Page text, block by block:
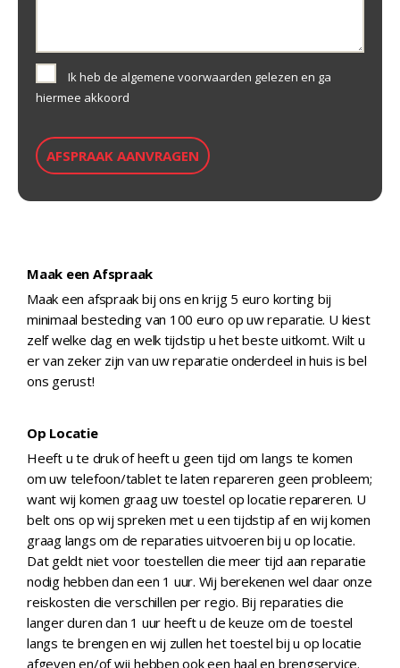
Ik heb de algemene voorwaarden gelezen en ga
hiermee akkoord
Maak een Afspraak
Maak een afspraak bij ons en krijg 5 euro korting bij
minimaal besteding van 100 euro op uw reparatie. U kiest
zelf welke dag en welk tijdstip u het beste uitkomt. Wilt u
er van zeker zijn van uw reparatie onderdeel in huis is bel
ons gerust!
Op Locatie
Heeft u te druk of heeft u geen tijd om langs te komen
om uw telefoon/tablet te laten repareren geen probleem;
want wij komen graag uw toestel op locatie repareren. U
belt ons op wij spreken met u een tijdstip af en wij komen
graag langs om de reparaties uitvoeren bij u op locatie.
Dat geldt niet voor toestellen die meer tijd aan reparatie
nodig hebben dan een 1 uur. Wij berekenen wel daar onze
reiskosten die verschillen per regio. Bij reparaties die
langer duren dan 1 uur heeft u de keuze om de toestel
langs te brengen en wij zullen het toestel bij u op locatie
afgeven en/of wij hebben ook een haal en brengservice.